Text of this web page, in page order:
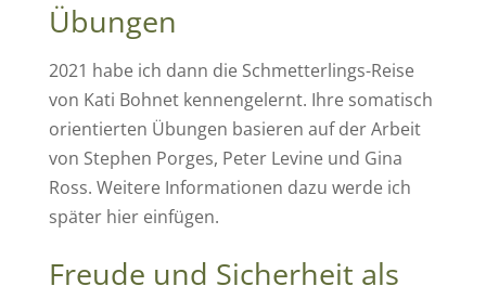
Übungen
2021 habe ich dann die Schmetterlings-Reise
von Kati Bohnet kennengelernt. Ihre somatisch
orientierten Übungen basieren auf der Arbeit
von Stephen Porges, Peter Levine und Gina
Ross. Weitere Informationen dazu werde ich
später hier einfügen.
Freude und Sicherheit als